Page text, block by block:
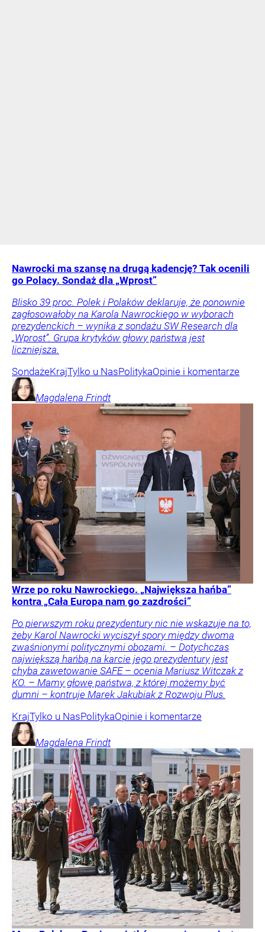
Nawrocki ma szansę na drugą kadencję? Tak ocenili
go Polacy. Sondaż dla „Wprost”
Blisko 39 proc. Polek i Polaków deklaruje, że ponownie
zagłosowałoby na Karola Nawrockiego w wyborach
prezydenckich – wynika z sondażu SW Research dla
„Wprost”. Grupa krytyków głowy państwa jest
liczniejsza.
SondażeKrajTylko u NasPolitykaOpinie i komentarze
Magdalena Frindt
Wrze po roku Nawrockiego. „Największa hańba”
kontra „Cała Europa nam go zazdrości”
Po pierwszym roku prezydentury nic nie wskazuje na to,
żeby Karol Nawrocki wyciszył spory między dwoma
zwaśnionymi politycznymi obozami. – Dotychczas
największą hańbą na karcie jego prezydentury jest
chyba zawetowanie SAFE – ocenia Mariusz Witczak z
KO. – Mamy głowę państwa, z której możemy być
dumni – kontruje Marek Jakubiak z Rozwoju Plus.
KrajTylko u NasPolitykaOpinie i komentarze
Magdalena Frindt